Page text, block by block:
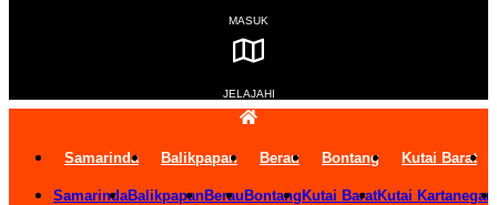
MASUK
JELAJAHI
Samarinda Balikpapan Berau Bontang Kutai Barat
SamarindaBalikpapanBerau Bontang Kutai BaratKutai